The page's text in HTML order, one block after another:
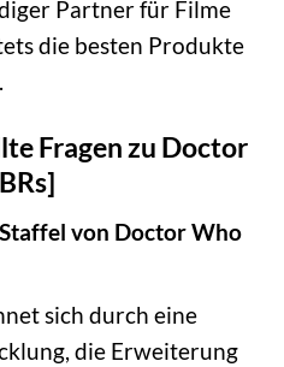
Partner für Filme
die besten Produkte
Fragen zu Doctor
von Doctor Who
sich durch eine
die Erweiterung